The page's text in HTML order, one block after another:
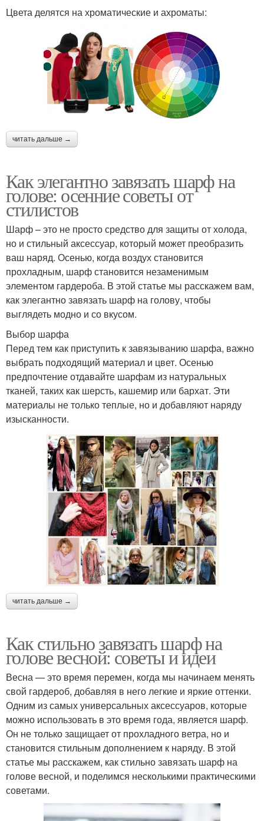
Цвета делятся на хроматические и ахроматы:
читать дальше →
Как элегантно завязать шарф на
голове: осенние советы от
стилистов
Шарф – это не просто средство для защиты от холода,
но и стильный аксессуар, который может преобразить
ваш наряд. Осенью, когда воздух становится
прохладным, шарф становится незаменимым
элементом гардероба. В этой статье мы расскажем вам,
как элегантно завязать шарф на голову, чтобы
выглядеть модно и со вкусом.
Выбор шарфа
Перед тем как приступить к завязыванию шарфа, важно
выбрать подходящий материал и цвет. Осенью
предпочтение отдавайте шарфам из натуральных
тканей, таких как шерсть, кашемир или бархат. Эти
материалы не только теплые, но и добавляют наряду
изысканности.
читать дальше →
Как стильно завязать шарф на
голове весной: советы и идеи
Весна — это время перемен, когда мы начинаем менять
свой гардероб, добавляя в него легкие и яркие оттенки.
Одним из самых универсальных аксессуаров, которые
можно использовать в это время года, является шарф.
Он не только защищает от прохладного ветра, но и
становится стильным дополнением к наряду. В этой
статье мы расскажем, как стильно завязать шарф на
голове весной, и поделимся несколькими практическими
советами.